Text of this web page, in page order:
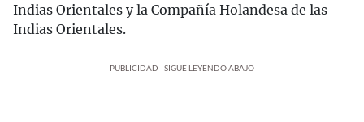
Indias Orientales y la Compañía Holandesa de las
Indias Orientales.
PUBLICIDAD - SIGUE LEYENDO ABAJO